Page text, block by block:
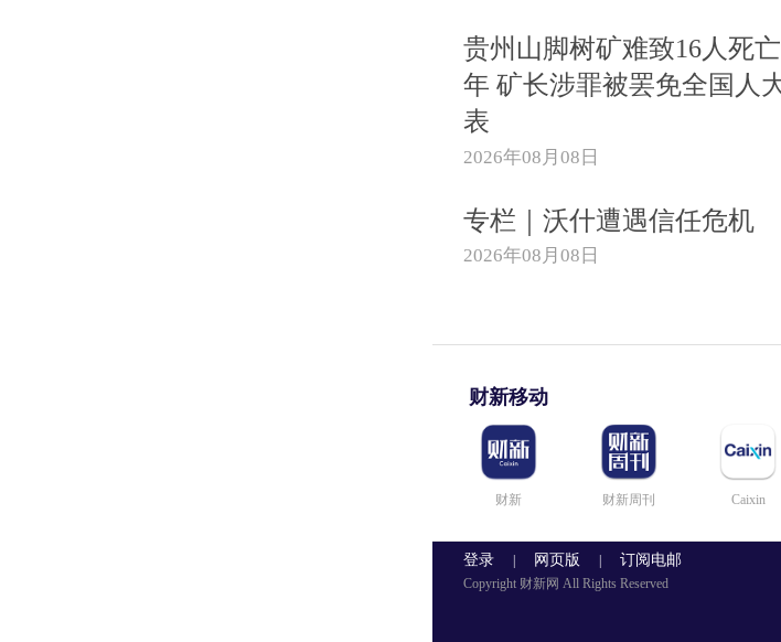
贵州山脚树矿难致16人死
年 矿长涉罪被罢免全国人
表
2026年08月08日
专栏｜沃什遭遇信任危机
2026年08月08日
财新移动
财新 财新周刊 Caixin
登录 网页版 订阅电邮
Copyright 财新网 All Rights Reserved